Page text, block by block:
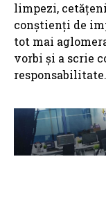
limpezi,
conștienți de
tot mai
vorbi și a scrie
responsabilitate.